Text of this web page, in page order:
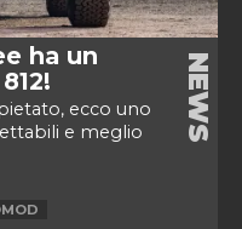
ha un
ecco uno
e meglio
NEWS